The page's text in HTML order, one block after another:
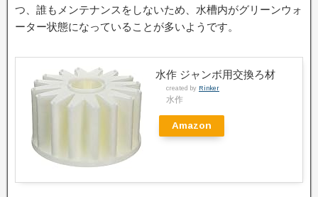
つ、誰もメンテナンスをしないため、水槽内がグリーンウォ
ーター状態になっていることが多いようです。
水作 ジャンボ用交換ろ材
created by Rinker
水作
Amazon